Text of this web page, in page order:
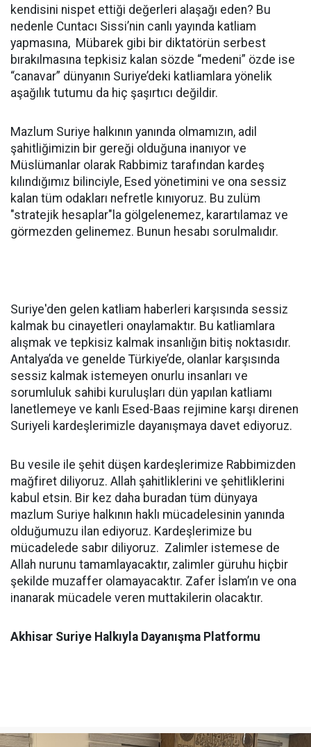
kendisini nispet ettiği değerleri alaşağı eden? Bu
nedenle Cuntacı Sissi’nin canlı yayında katliam
yapmasına, Mübarek gibi bir diktatörün serbest
bırakılmasına tepkisiz kalan sözde “medeni” özde ise
“canavar” dünyanın Suriye’deki katliamlara yönelik
aşağılık tutumu da hiç şaşırtıcı değildir.
Mazlum Suriye halkının yanında olmamızın, adil
şahitliğimizin bir gereği olduğuna inanıyor ve
Müslümanlar olarak Rabbimiz tarafından kardeş
kılındığımız bilinciyle, Esed yönetimini ve ona sessiz
kalan tüm odakları nefretle kınıyoruz. Bu zulüm
"stratejik hesaplar"la gölgelenemez, karartılamaz ve
görmezden gelinemez. Bunun hesabı sorulmalıdır.
Suriye'den gelen katliam haberleri karşısında sessiz
kalmak bu cinayetleri onaylamaktır. Bu katliamlara
alışmak ve tepkisiz kalmak insanlığın bitiş noktasıdır.
Antalya’da ve genelde Türkiye’de, olanlar karşısında
sessiz kalmak istemeyen onurlu insanları ve
sorumluluk sahibi kuruluşları dün yapılan katliamı
lanetlemeye ve kanlı Esed-Baas rejimine karşı direnen
Suriyeli kardeşlerimizle dayanışmaya davet ediyoruz.
Bu vesile ile şehit düşen kardeşlerimize Rabbimizden
mağfiret diliyoruz. Allah şahitliklerini ve şehitliklerini
kabul etsin. Bir kez daha buradan tüm dünyaya
mazlum Suriye halkının haklı mücadelesinin yanında
olduğumuzu ilan ediyoruz. Kardeşlerimize bu
mücadelede sabır diliyoruz. Zalimler istemese de
Allah nurunu tamamlayacaktır, zalimler güruhu hiçbir
şekilde muzaffer olamayacaktır. Zafer İslam’ın ve ona
inanarak mücadele veren muttakilerin olacaktır.
Akhisar Suriye Halkıyla Dayanışma Platformu